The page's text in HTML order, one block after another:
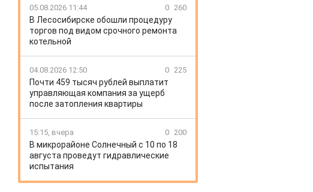
05.08.2026 11:44 0 260
В Лесосибирске обошли процедуру
торгов под видом срочного ремонта
котельной
04.08.2026 12:50 0 225
Почти 459 тысяч рублей выплатит
управляющая компания за ущерб
после затопления квартиры
15:15, вчера 0 200
В микрорайоне Солнечный с 10 по 18
августа проведут гидравлические
испытания